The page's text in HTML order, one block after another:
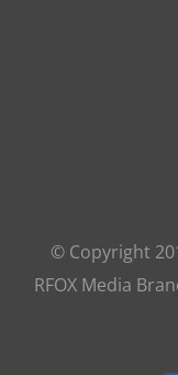
© Copyright
RFOX Media